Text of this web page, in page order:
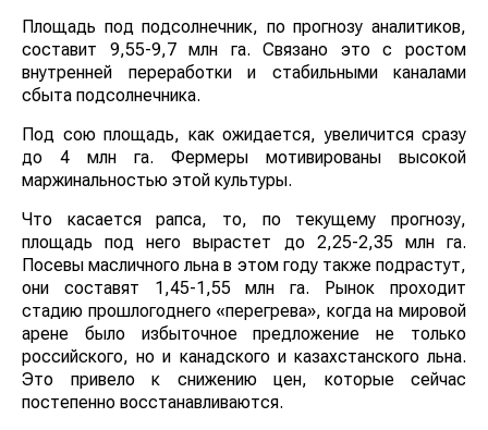
Площадь под подсолнечник, по прогнозу аналитиков,
составит 9,55-9,7 млн га. Связано это с ростом
внутренней переработки и стабильными каналами
сбыта подсолнечника.
Под сою площадь, как ожидается, увеличится сразу
до 4 млн га. Фермеры мотивированы высокой
маржинальностью этой культуры.
Что касается рапса, то, по текущему прогнозу,
площадь под него вырастет до 2,25-2,35 млн га.
Посевы масличного льна в этом году также подрастут,
они составят 1,45-1,55 млн га. Рынок проходит
стадию прошлогоднего «перегрева», когда на мировой
арене было избыточное предложение не только
российского, но и канадского и казахстанского льна.
Это привело к снижению цен, которые сейчас
постепенно восстанавливаются.